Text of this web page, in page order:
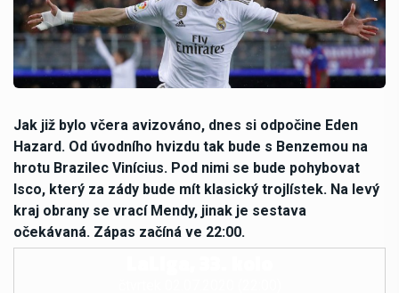
Jak již bylo včera avizováno, dnes si odpočine Eden
Hazard. Od úvodního hvizdu tak bude s Benzemou na
hrotu Brazilec Vinícius. Pod nimi se bude pohybovat
Isco, který za zády bude mít klasický trojlístek. Na levý
kraj obrany se vrací Mendy, jinak je sestava
očekávaná. Zápas začíná ve 22:00.